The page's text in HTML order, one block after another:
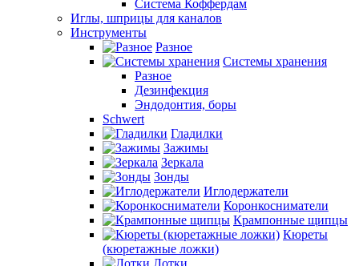
Система Коффердам
Иглы, шприцы для каналов
Инструменты
Разное
Системы хранения
Разное
Дезинфекция
Эндодонтия, боры
Schwert
Гладилки
Зажимы
Зеркала
Зонды
Иглодержатели
Коронкосниматели
Крампонные щипцы
Кюреты
(кюретажные ложки)
Лотки